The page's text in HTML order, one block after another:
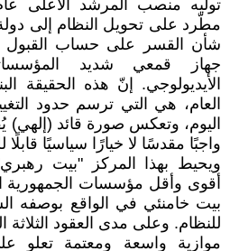
مطّرد على تحويل النظام إلى
شأن القسر على حساب القبول
جهاز قمعي شديد
الأيديولوجي. إنّ هذه الحقيقة
العام، هي التي ترسم حدود
اليوم، وتعكس صورة قائد (إلهي)
واجبًا مقدسًا لا خيارًا سياسيًا قابلًا
ويحيط بهذا المركز "بيت
أقوى وأقل مؤسسات الجمهورية
بيت خامنئي في الواقع بوصفه
للنظام. وعلى مدى العقود الثلاثة
موازية واسعة ومعتمة تعلو